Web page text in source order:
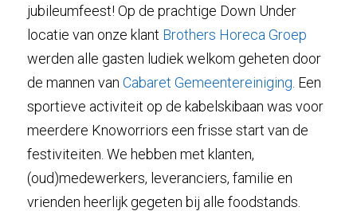
jubileumfeest! Op de prachtige Down Under
locatie van onze klant Brothers Horeca Groep
werden alle gasten ludiek welkom geheten door
de mannen van Cabaret Gemeentereiniging . Een
sportieve activiteit op de kabelskibaan was voor
meerdere Knoworriors een frisse start van de
festiviteiten. We hebben met klanten,
(oud)medewerkers, leveranciers, familie en
vrienden heerlijk gegeten bij alle foodstands.